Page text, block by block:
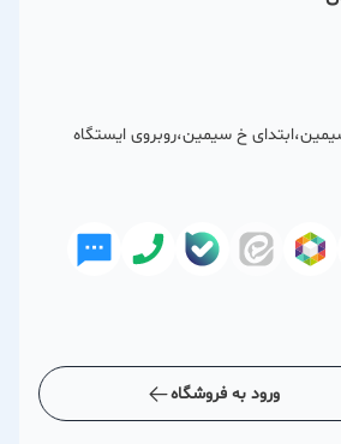
اصفهان, ۳راه سیمین،ابتدای خ سیمین،روبروی ایستگاه
ورود به فروشگاه